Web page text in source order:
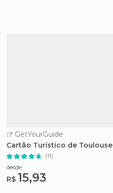
GetYourGuide
Cartão Turístico de Toulouse
(11)
desde
R$ 15,93